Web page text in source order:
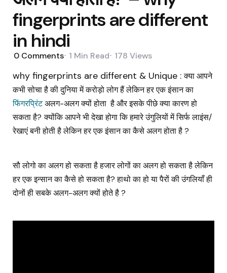
fingerprints are different
in hindi
0 Comments 1 Min Read 178 Views
why fingerprints are different & Unique :क्या आपने
कभी सोचा है की दुनिया में करोड़ो लोग हैं लेकिन हर एक इंसान का
फिंगरप्रिंटअलग-अलग क्यों होता है और इसके पीछे क्या कारण हो
सकता है? क्योंकि आपने भी देखा होगा कि हमारे उंगुलियों में सिर्फ लाइंस/
रेखाएं बनी होती है लेकिन हर एक इंसान का कैसे अलग होता है ?
सौ लोगो का अलग हो सकता है हजार लोगों का अलग हो सकता है लेकिन
हर एक इन्सान का कैसे हो सकता है? हाथो का हो या पैरों की उंगलियाँ ही
दोनों ही सबके अलग-अलग क्यों होते है ?